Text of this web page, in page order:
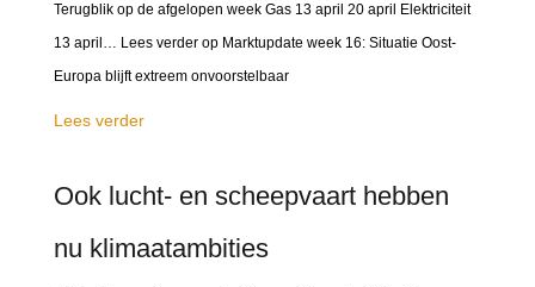
Terugblik op de afgelopen week Gas 13 april 20 april Elektriciteit
13 april… Lees verder op Marktupdate week 16: Situatie Oost-
Europa blijft extreem onvoorstelbaar
Lees verder
Ook lucht- en scheepvaart hebben
nu klimaatambities